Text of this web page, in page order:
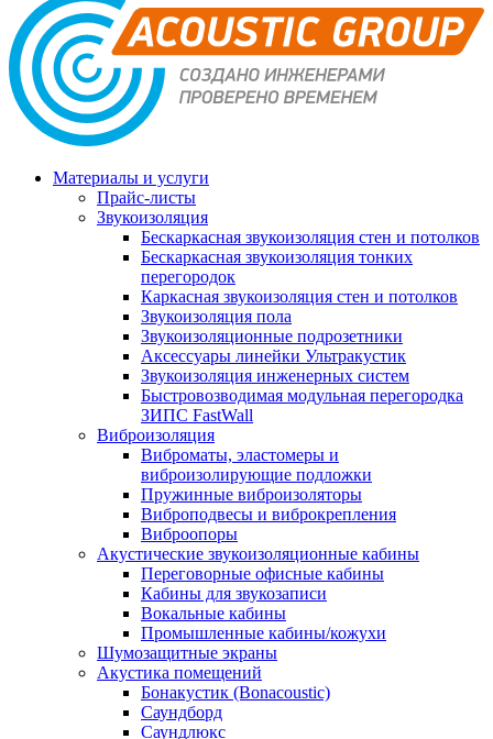
Материалы и услуги
Прайс-листы
Звукоизоляция
Бескаркасная звукоизоляция стен и потолков
Бескаркасная звукоизоляция тонких
перегородок
Каркасная звукоизоляция стен и потолков
Звукоизоляция пола
Звукоизоляционные подрозетники
Аксессуары линейки Ультракустик
Звукоизоляция инженерных систем
Быстровозводимая модульная перегородка
ЗИПС FastWall
Виброизоляция
Виброматы, эластомеры и
виброизолирующие подложки
Пружинные виброизоляторы
Виброподвесы и виброкрепления
Виброопоры
Акустические звукоизоляционные кабины
Переговорные офисные кабины
Кабины для звукозаписи
Вокальные кабины
Промышленные кабины/кожухи
Шумозащитные экраны
Акустика помещений
Бонакустик (Bonacoustic)
Саундборд
Саундлюкс